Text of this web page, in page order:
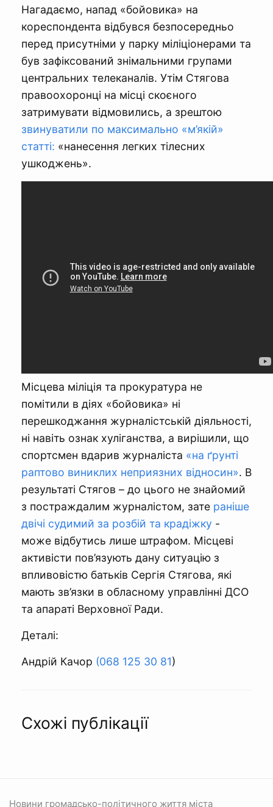
Нагадаємо, напад «бойовика» на
кореспондента відбувся безпосередньо
перед присутніми у парку міліціонерами та
був зафіксований знімальними групами
центральних телеканалів. Утім Стягова
правоохоронці на місці скоєного
затримувати відмовились, а зрештою
звинуватили по максимально «м’якій»
статті: «нанесення легких тілесних
ушкоджень».
Місцева міліція та прокуратура не
помітили в діях «бойовика» ні
перешкоджання журналістській діяльності,
ні навіть ознак хуліганства, а вирішили, що
спортсмен вдарив журналіста «на ґрунті
раптово виниклих неприязних відносин». В
результаті Стягов – до цього не знайомий
з постраждалим журналістом, зате раніше
двічі судимий за розбій та крадіжку -
може відбутись лише штрафом. Місцеві
активісти пов’язують дану ситуацію з
впливовістю батьків Сергія Стягова, які
мають зв’язки в обласному управлінні ДСО
та апараті Верховної Ради.
Деталі:
Андрій Качор (068 125 30 81)
Схожі публікації
Новини громадсько-політичного життя міста